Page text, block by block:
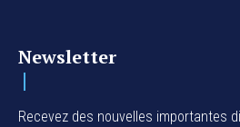
Newsletter
Recevez des nouvelles importantes